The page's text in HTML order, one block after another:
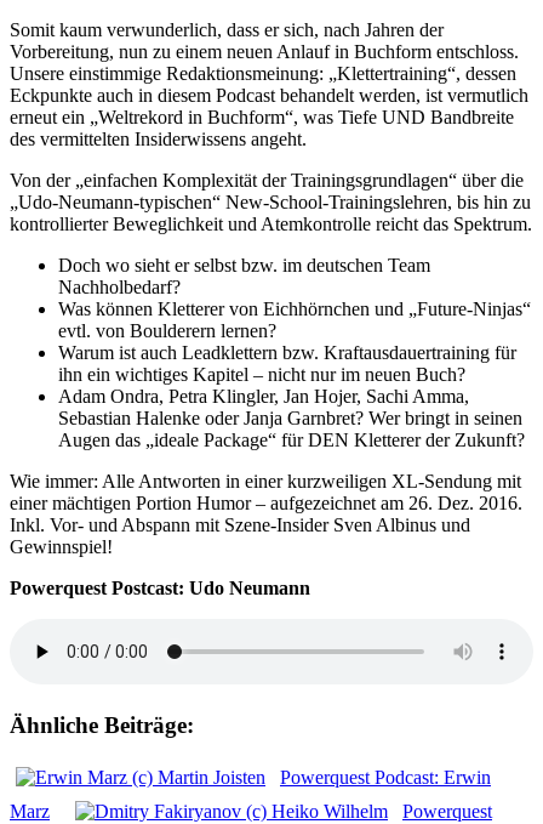
Somit kaum verwunderlich, dass er sich, nach Jahren der
Vorbereitung, nun zu einem neuen Anlauf in Buchform entschloss.
Unsere einstimmige Redaktionsmeinung: „Klettertraining“, dessen
Eckpunkte auch in diesem Podcast behandelt werden, ist vermutlich
erneut ein „Weltrekord in Buchform“, was Tiefe UND Bandbreite
des vermittelten Insiderwissens angeht.
Von der „einfachen Komplexität der Trainingsgrundlagen“ über die
„Udo-Neumann-typischen“ New-School-Trainingslehren, bis hin zu
kontrollierter Beweglichkeit und Atemkontrolle reicht das Spektrum.
Doch wo sieht er selbst bzw. im deutschen Team
Nachholbedarf?
Was können Kletterer von Eichhörnchen und „Future-Ninjas“
evtl. von Boulderern lernen?
Warum ist auch Leadklettern bzw. Kraftausdauertraining für
ihn ein wichtiges Kapitel – nicht nur im neuen Buch?
Adam Ondra, Petra Klingler, Jan Hojer, Sachi Amma,
Sebastian Halenke oder Janja Garnbret? Wer bringt in seinen
Augen das „ideale Package“ für DEN Kletterer der Zukunft?
Wie immer: Alle Antworten in einer kurzweiligen XL-Sendung mit
einer mächtigen Portion Humor – aufgezeichnet am 26. Dez. 2016.
Inkl. Vor- und Abspann mit Szene-Insider Sven Albinus und
Gewinnspiel!
Powerquest Postcast: Udo Neumann
Ähnliche Beiträge:
Powerquest Podcast: Erwin
Marz
Powerquest